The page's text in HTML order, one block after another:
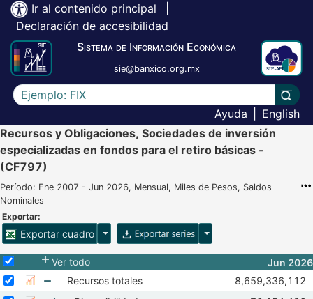
Ir al contenido principal
Declaración de accesibilidad
Sistema de Información Económica
sie@banxico.org.mx
Escriba el texto a buscar
Ayuda
English
Recursos y Obligaciones, Sociedades de inversión
especializadas en fondos para el retiro básicas -
(CF797)
Período: Ene 2007 - Jun 2026, Mensual, Miles de Pesos, Saldos
Nominales
Exportar:
Exportar cuadro Opciones para exportar cuadroOpciones para exportar
Selecciona o desmarca todas las series
Ver todo Jun 2026
Seleccione sus series
Seleccionar serie Recursos totales
Recursos totales Observaciones
Abr 2026May
8,659,336,112